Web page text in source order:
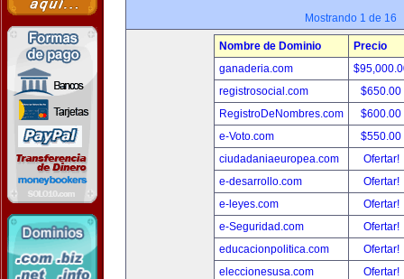
Mostrando 1 de 16
Nombre de Dominio
Precio
ganaderia.com
registrosocial.com
$650.00
RegistroDeNombres.com
$600.00
e-Voto.com
$550.00
ciudadaniaeuropea.com
Ofertar!
e-desarrollo.com
Ofertar!
e-leyes.com
Ofertar!
e-Seguridad.com
Ofertar!
educacionpolitica.com
Ofertar!
eleccionesusa.com
Ofertar!